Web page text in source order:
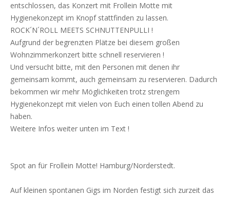
entschlossen, das Konzert mit Frollein Motte mit
Hygienekonzept im Knopf stattfinden zu lassen.
ROCK´N´ROLL MEETS SCHNUTTENPULLI !
Aufgrund der begrenzten Plätze bei diesem großen
Wohnzimmerkonzert bitte schnell reservieren !
Und versucht bitte, mit den Personen mit denen ihr
gemeinsam kommt, auch gemeinsam zu reservieren. Dadurch
bekommen wir mehr Möglichkeiten trotz strengem
Hygienekonzept mit vielen von Euch einen tollen Abend zu
haben.
Weitere Infos weiter unten im Text !
Spot an für Frollein Motte! Hamburg/Norderstedt.
Auf kleinen spontanen Gigs im Norden festigt sich zurzeit das